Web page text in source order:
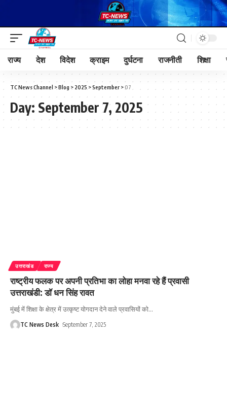
राज्य देश विदेश क्राइम दुर्घटना राजनीती शिक्षा
TC News Channel >Blog > 2025 >September >07
Day: September 7, 2025
उत्तराखंड राज्य
राष्ट्रीय फलक पर अपनी प्रतिभा का लोहा मनवा रहे हैं प्रवासी
उत्तराखंडी: डॉ धन सिंह रावत
मुंबई में शिक्षा के क्षेत्र में उत्कृष्ट योगदान देने वाले प्रवासियों को…
TC News Desk September 7, 2025